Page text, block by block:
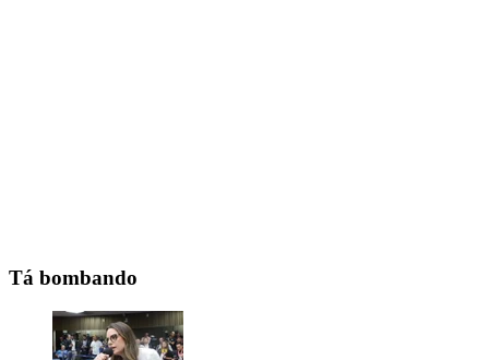
Tá bombando